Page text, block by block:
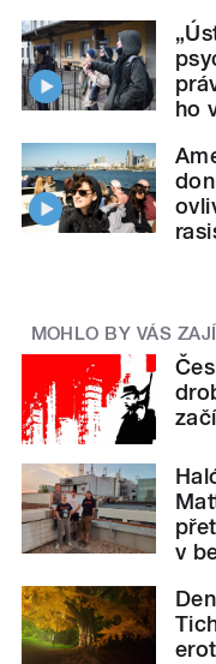
ho
MOHLO BY VÁS
v